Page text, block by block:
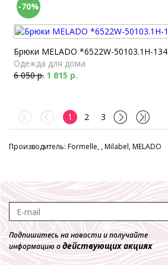
-70%
Брюки MELADO *6522W-50103.1H-134
Одежда для дома
6 050 р. 1 815 р.
1 2 3
Производитель: Formelle, , Milabel, MELADO
Подпишитесь на новости и получайте
информацию одействующих акциях